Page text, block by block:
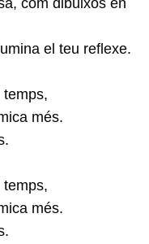
com dibuixos en
el teu reflexe.
temps,
més.
temps,
més.